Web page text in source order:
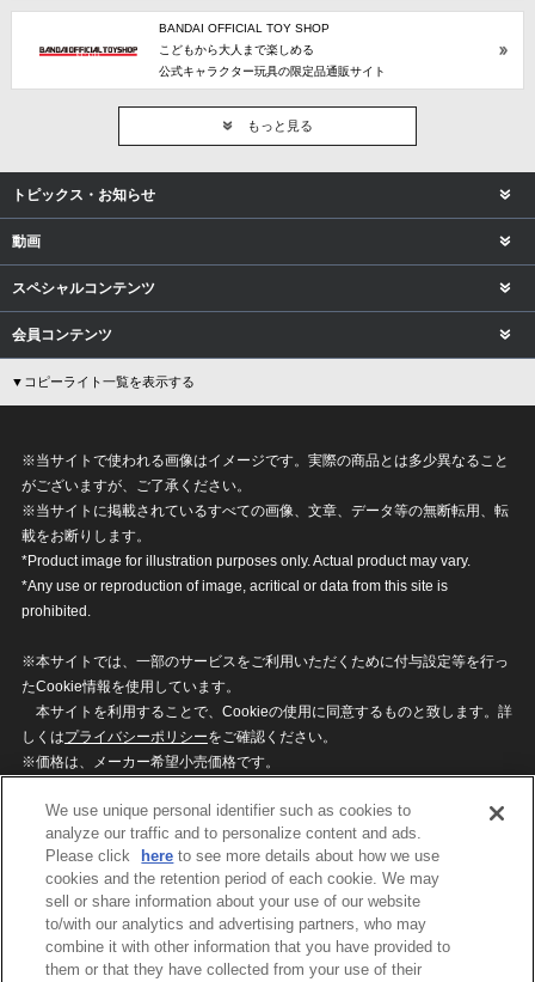
BANDAI OFFICIAL TOY SHOP
こどもから大人まで楽しめる
公式キャラクター玩具の限定品通販サイト
もっと見る
トピックス・お知らせ
動画
スペシャルコンテンツ
会員コンテンツ
▼コピーライト一覧を表示する
※当サイトで使われる画像はイメージです。実際の商品とは多少異なること
がございますが、ご了承ください。
※当サイトに掲載されているすべての画像、文章、データ等の無断転用、転
載をお断りします。
*Product image for illustration purposes only. Actual product may vary.
*Any use or reproduction of image, acritical or data from this site is
prohibited.
※本サイトでは、一部のサービスをご利用いただくために付与設定等を行っ
たCookie情報を使用しています。
本サイトを利用することで、Cookieの使用に同意するものと致します。詳
しくはプライバシーポリシーをご確認ください。
※価格は、メーカー希望小売価格です。
ざいますのでご了承ください。
privacypolicy
Do Not Sell or Share My
Personal Information
ウェブサイトご利用条件
ソーシャルメディアポリシー
個人情報保護方針
お問い合わせ
We use unique personal identifier such as cookies to
analyze our traffic and to personalize content and ads.
Please click
here to see more details about how we use
cookies and the retention period of each cookie. We may
sell or share information about your use of our website
to/with our analytics and advertising partners, who may
combine it with other information that you have provided to
them or that they have collected from your use of their